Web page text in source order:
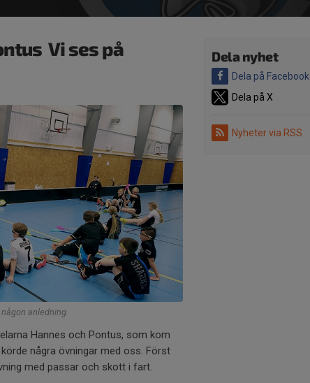
Dela nyhet
Dela på Facebook
Dela på X
Nyheter via RSS
 Vi ses på
anledning.
Hannes och Pontus, som kom
några övningar med oss. Först
med passar och skott i fart.